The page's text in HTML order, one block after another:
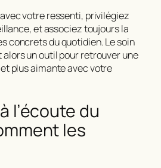
votre ressenti, privilégiez
et associez toujours la
concrets du quotidien. Le soin
un outil pour retrouver une
plus aimante avec votre
l’écoute du
les